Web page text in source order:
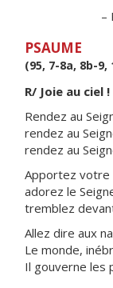
– Parole
PSAUME
(95, 7-8a, 8b-9,
R/ Joie au ciel
Rendez au
rendez au
rendez au
Apportez votre
adorez le
tremblez
Allez dire aux
Le monde,
Il gouverne les